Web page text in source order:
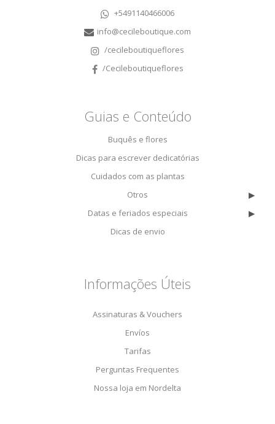
+5491140466006
info@cecileboutique.com
/cecileboutiqueflores
/Cecileboutiqueflores
Guias e Conteúdo
Buquês e flores
Dicas para escrever dedicatórias
Cuidados com as plantas
Otros
▸
Datas e feriados especiais ▸
Dicas de envio
Informações Úteis
Assinaturas & Vouchers
Envíos
Tarifas
Perguntas Frequentes
Nossa loja em Nordelta